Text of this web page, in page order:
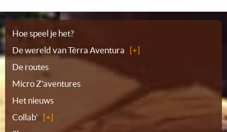
Plattegrond
Hoe speel je het?
De wereld van Tèrra Aventura
De routes
Micro Z'aventures
Het nieuws
Collab'